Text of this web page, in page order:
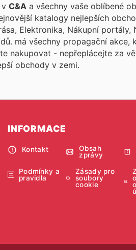
v C&A
katalogy nejlepších
Elektronika, Nákupní portály,
má všechny propagační akce,
nakupovat - nepřeplácejte za
obchody v zemi.
INFORMACE
Kontakt
Obsah
zprávy
Podmínky a
pravidla
Zásady pro
soubory
cookie